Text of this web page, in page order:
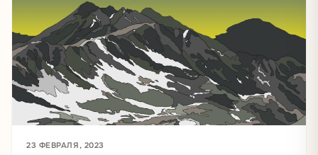
23 ФЕВРАЛЯ, 2023